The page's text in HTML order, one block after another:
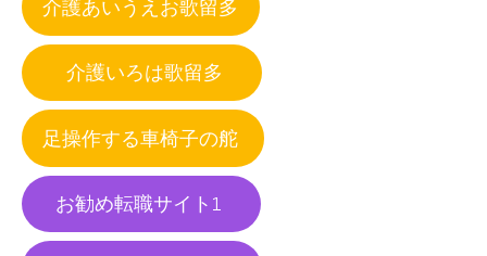
介護あいうえお歌留多
介護いろは歌留多
足操作する車椅子の舵
お勧め転職サイト1